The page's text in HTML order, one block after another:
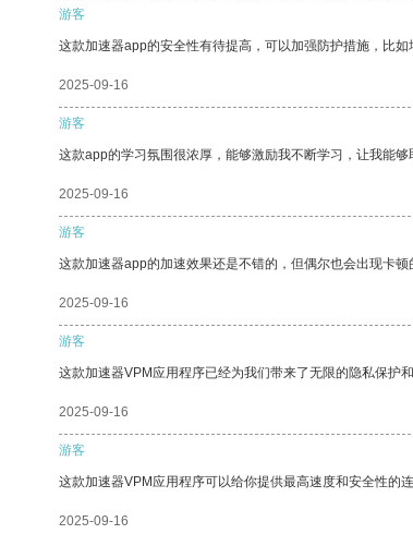
游客
这款加速器app的安全性有待提高，可以加强防护措施，比如
2025-09-16
游客
这款app的学习氛围很浓厚，能够激励我不断学习，让我能够
2025-09-16
游客
这款加速器app的加速效果还是不错的，但偶尔也会出现卡顿
2025-09-16
游客
这款加速器VPM应用程序已经为我们带来了无限的隐私保护和
2025-09-16
游客
这款加速器VPM应用程序可以给你提供最高速度和安全性的
2025-09-16